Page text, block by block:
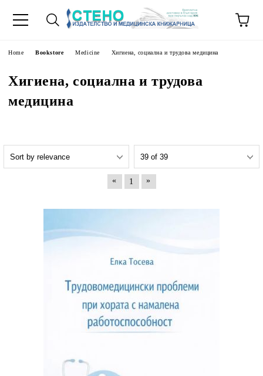
Home Bookstore Medicine Хигиена, социална и трудова медицина
Хигиена, социална и трудова
медицина
« 1 »